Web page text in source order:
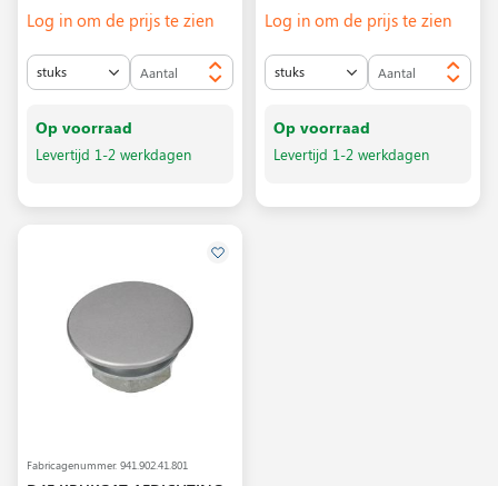
Log in om de prijs te zien
Op voorraad
Levertijd 1-2 werkdagen
Log in om de prijs te zien
Op voorraad
Levertijd 1-2 werkdagen
Fabricagenummer. 941.902.41.801